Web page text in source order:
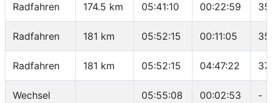
Radfahren 174.5 km 05:41:10 00:22:59
Radfahren 181 km 05:52:15 00:11:05
Radfahren 181 km 05:52:15 04:47:22
Wechsel 05:55:08 00:02:53 -